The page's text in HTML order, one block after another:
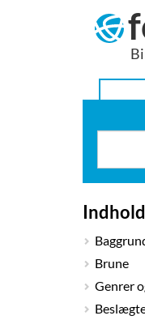
Indhold
Brune
Genrer